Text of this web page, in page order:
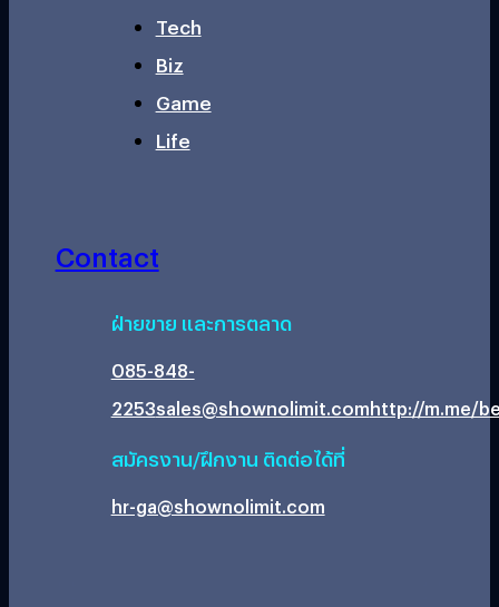
Tech
Biz
Game
Life
Contact
ฝ่ายขาย และการตลาด
085-848-
2253sales@shownolimit.comhttp://m.me/
สมัครงาน/ฝึกงาน ติดต่อได้ที่
hr-ga@shownolimit.com